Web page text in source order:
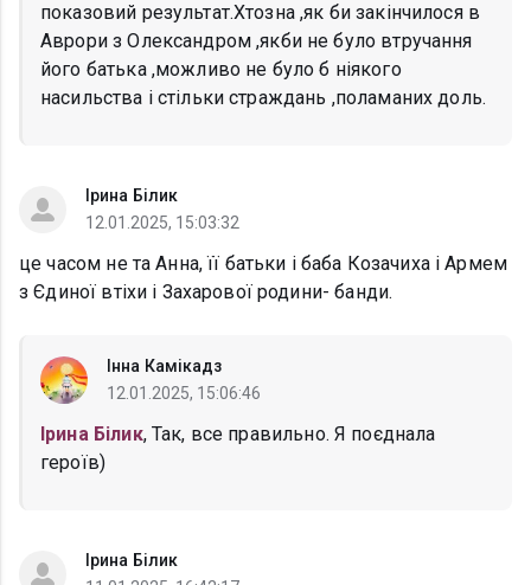
показовий результат.Хтозна ,як би закінчилося в
Аврори з Олександром ,якби не було втручання
його батька ,можливо не було б ніякого
насильства і стільки страждань ,поламаних доль.
Ірина Білик
12.01.2025, 15:03:32
це часом не та Анна, її батьки і баба Козачиха і Армем
з Єдиної втіхи і Захарової родини- банди.
Інна Камікадз
12.01.2025, 15:06:46
Ірина Білик, Так, все правильно. Я поєднала
героїв)
Ірина Білик